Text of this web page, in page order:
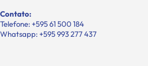
Contato:
Telefone: +595 61 500 184
Whatsapp: +595 993 277 437